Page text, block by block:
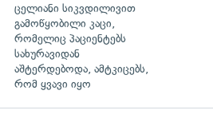
ცელიანი სიკვდილივით
გამოწყობილი კაცი,
რომელიც პაციენტებს
სახურავიდან
აშტერდებოდა, ამტკიცებს,
რომ ყვავი იყო